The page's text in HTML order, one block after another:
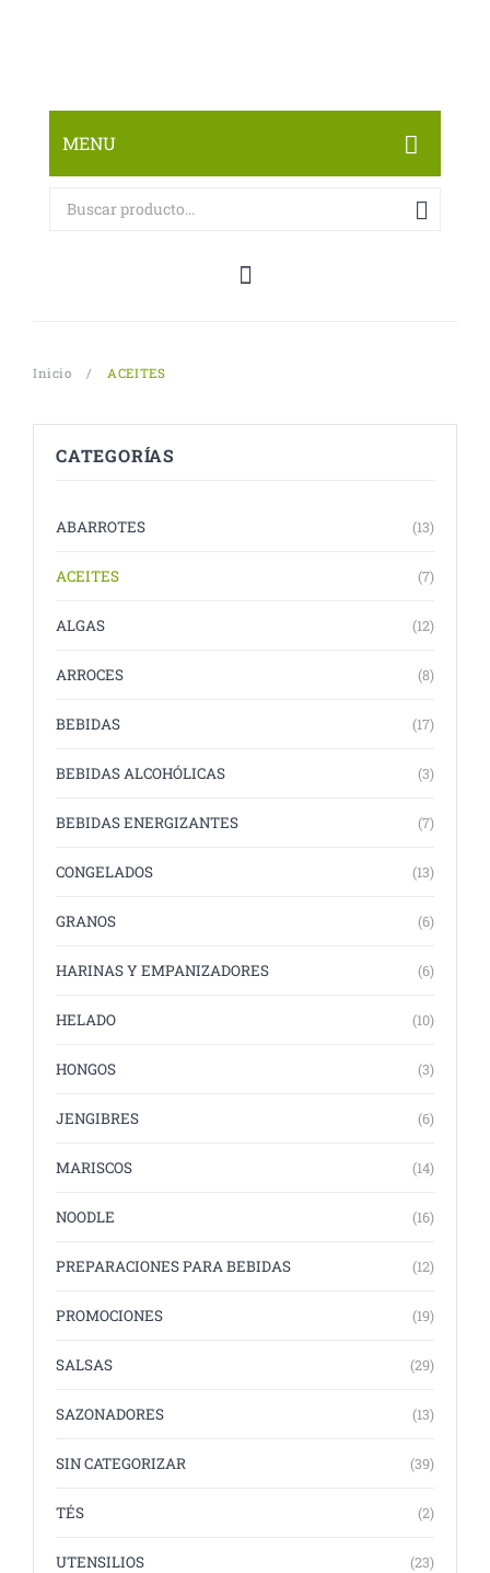
MENU
INICIO
Inicio / ACEITES
CATEGORÍAS
ABARROTES (13)
ACEITES (7)
ALGAS (12)
ARROCES (8)
BEBIDAS (17)
BEBIDAS ALCOHÓLICAS (3)
BEBIDAS ENERGIZANTES (7)
CONGELADOS (13)
GRANOS (6)
HARINAS Y EMPANIZADORES (6)
HELADO (10)
HONGOS (3)
JENGIBRES (6)
MARISCOS (14)
NOODLE (16)
PREPARACIONES PARA BEBIDAS (12)
PROMOCIONES (19)
SALSAS (29)
SAZONADORES (13)
SIN CATEGORIZAR (39)
TÉS (2)
UTENSILIOS (23)